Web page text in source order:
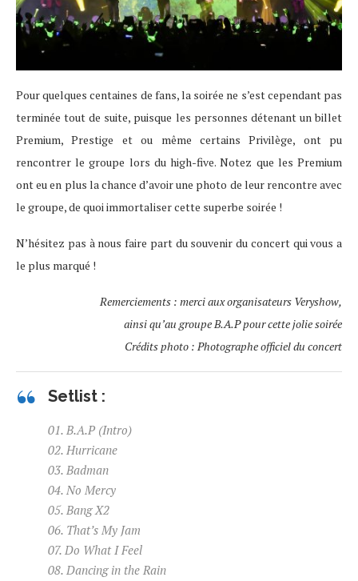
Pour quelques centaines de fans, la soirée ne s’est cependant pas
terminée tout de suite, puisque les personnes détenant un billet
Premium, Prestige et ou même certains Privilège, ont pu
rencontrer le groupe lors du high-five. Notez que les Premium
ont eu en plus la chance d’avoir une photo de leur rencontre avec
le groupe, de quoi immortaliser cette superbe soirée !
N’hésitez pas à nous faire part du souvenir du concert qui vous a
le plus marqué !
Remerciements : merci aux organisateurs Veryshow,
ainsi qu’au groupe B.A.P pour cette jolie soirée
Crédits photo : Photographe officiel du concert
Setlist :
01. B.A.P (Intro)
02. Hurricane
03. Badman
04. No Mercy
05. Bang X2
06. That’s My Jam
07. Do What I Feel
08. Dancing in the Rain